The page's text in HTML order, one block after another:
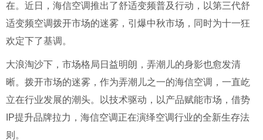
在。近日，海信空调推出了舒适变频普及行动，以第三代舒
适变频空调拨开市场的迷雾，引爆中秋市场，同时为十一狂
欢定下了基调。
大浪淘沙下，市场格局日益明朗，弄潮儿的身影也愈发清
晰。拨开市场的迷雾，作为弄潮儿之一的海信空调，一直屹
立在行业发展的潮头。以技术驱动，以产品赋能市场，借势
IP提升品牌拉力，海信空调正在演绎空调行业的全新生存法
则。